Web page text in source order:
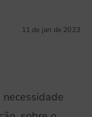
11 de jan de 2023